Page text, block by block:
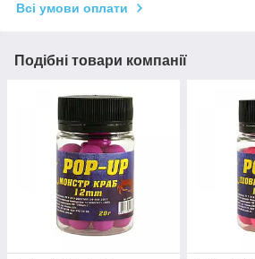
Всі умови оплати
Подібні товари компанії